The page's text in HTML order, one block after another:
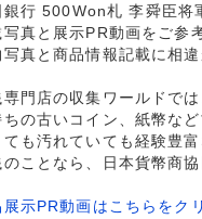
銀行 500Won札 李舜臣将
写真と展示PR動画をご参
写真と商品情報記載に相
専門店の収集ワールドで
ちの古いコイン、紙幣な
ても汚れていても経験豊
のことなら、日本貨幣商
展示PR動画はこちらを